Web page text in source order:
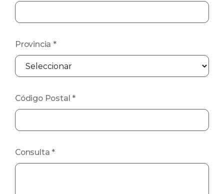
Provincia *
Código Postal *
Consulta *